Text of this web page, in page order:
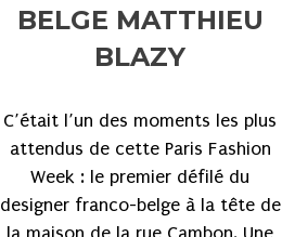
BELGE MATTHIEU
BLAZY
C’était l’un des moments les plus
attendus de cette Paris Fashion
Week : le premier défilé du
designer franco-belge à la tête de